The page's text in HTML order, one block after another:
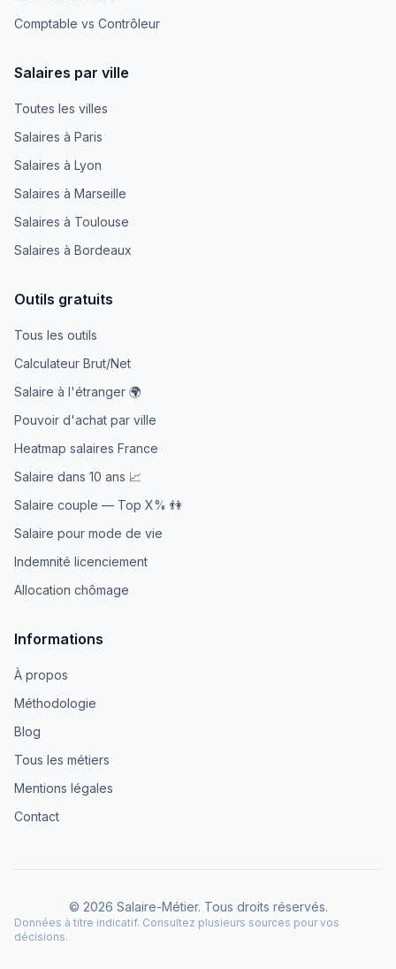
Comptable vs Contrôleur
Salaires par ville
Toutes les villes
Salaires à Paris
Salaires à Lyon
Salaires à Marseille
Salaires à Toulouse
Salaires à Bordeaux
Outils gratuits
Tous les outils
Calculateur Brut/Net
Salaire à l'étranger 🌍
Pouvoir d'achat par ville
Heatmap salaires France
Salaire dans 10 ans 📈
Salaire couple — Top X% 👫
Salaire pour mode de vie
Indemnité licenciement
Allocation chômage
Informations
À propos
Méthodologie
Blog
Tous les métiers
Mentions légales
Contact
© 2026 Salaire-Métier. Tous droits réservés.
Données à titre indicatif. Consultez plusieurs sources pour vos
décisions.